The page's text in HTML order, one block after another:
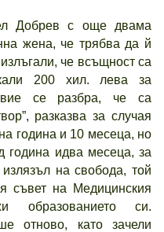
Добрев с още двама
жена, че трябва да й
че всъщност са
200 хил. лева за
се разбра, че са
разказва за случая
година и 10 месеца, но
година идва месеца, за
на свобода, той
съвет на Медицинския
образованието си.
отново, като зачели